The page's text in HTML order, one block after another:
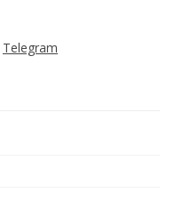
Telegram